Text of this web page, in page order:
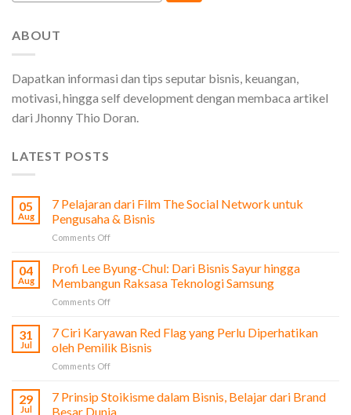
ABOUT
Dapatkan informasi dan tips seputar bisnis, keuangan,
motivasi, hingga self development dengan membaca artikel
dari Jhonny Thio Doran.
LATEST POSTS
05
Aug
7 Pelajaran dari Film The Social Network untuk
Pengusaha & Bisnis
Comments Offon
Pelajaran
dari
Film
The
Network
untuk
04
Aug
Profi Lee Byung-Chul: Dari Bisnis Sayur hingga
Membangun Raksasa Teknologi Samsung
Comments Offon
Chul:
Dari
Sayur
31
Jul
7 Ciri Karyawan Red Flag yang Perlu Diperhatikan
oleh Pemilik Bisnis
Comments Offon
Ciri
29
Jul
7 Prinsip Stoikisme dalam Bisnis, Belajar dari Brand
Besar Dunia